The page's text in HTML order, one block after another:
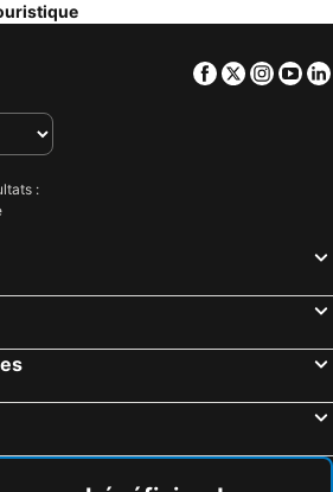
Facebook
Twitter
: